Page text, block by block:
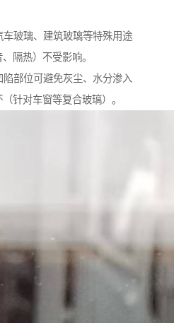
玻璃、建筑玻璃等特殊用途
隔热）不受影响。
部位可避免灰尘、水分渗入
针对车窗等复合玻璃）。